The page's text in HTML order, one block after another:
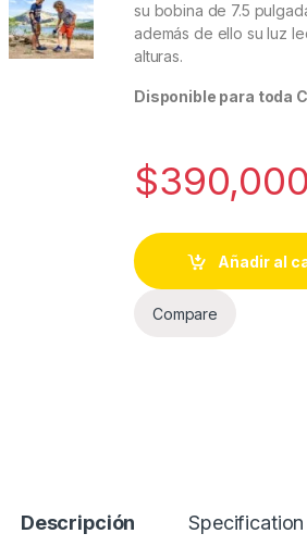
su bobina de 7.5
además de ello su luz
alturas.
Disponible para toda
$
Añadir al
Compare
Descripción Specification